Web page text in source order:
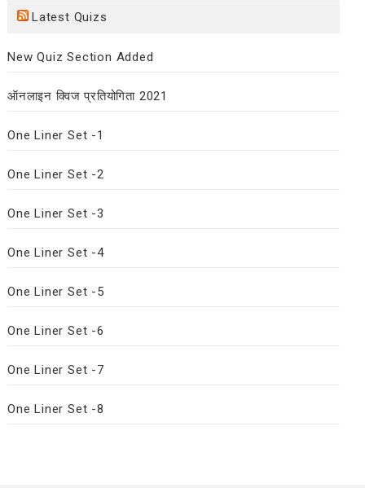
Latest Quizs
New Quiz Section Added
ऑनलाइन क्विज प्रतियोगिता 2021
One Liner Set -1
One Liner Set -2
One Liner Set -3
One Liner Set -4
One Liner Set -5
One Liner Set -6
One Liner Set -7
One Liner Set -8